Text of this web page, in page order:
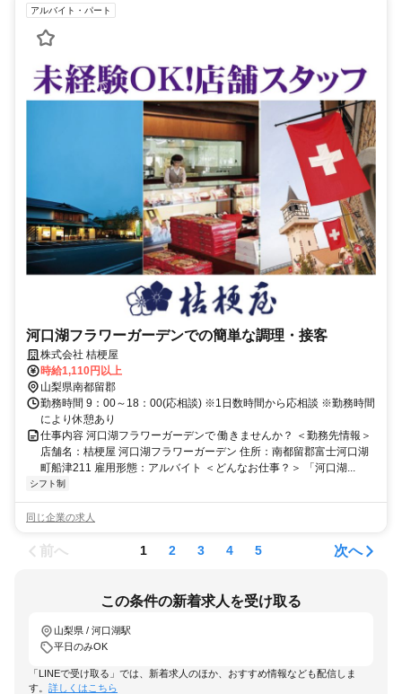
アルバイト・パート
河口湖フラワーガーデンでの簡単な調理・接客
株式会社 桔梗屋
時給1,110円以上
山梨県南都留郡
勤務時間 9：00～18：00(応相談) ※1日数時間から応相談 ※勤務時間
により休憩あり
仕事内容 河口湖フラワーガーデンで 働きませんか？ ＜勤務先情報＞
店舗名：桔梗屋 河口湖フラワーガーデン 住所：南都留郡富士河口湖
町船津211 雇用形態：アルバイト ＜どんなお仕事？＞ 「河口湖...
シフト制
同じ企業の求人
前へ 1 2 3 4 5 次へ
この条件の新着求人を受け取る
山梨県 / 河口湖駅
平日のみOK
「LINEで受け取る」では、新着求人のほか、おすすめ情報なども配信しま
す。 詳しくはこちら